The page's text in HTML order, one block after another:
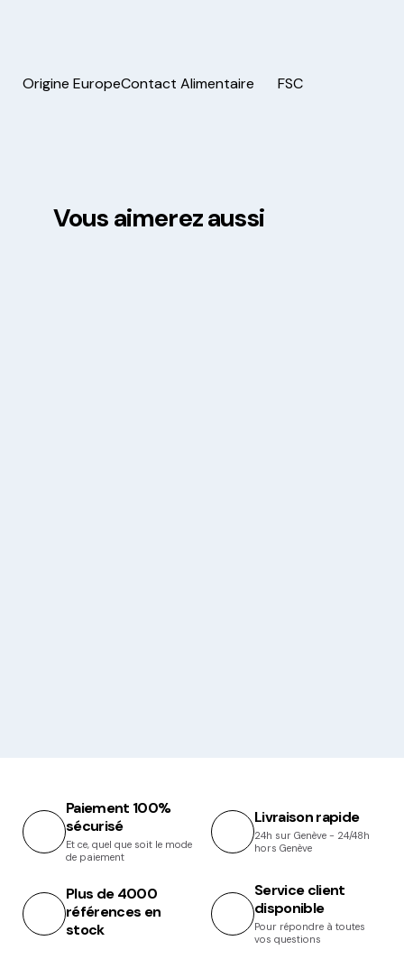
Origine EuropeContact Alimentaire FSC
Vous aimerez aussi
Paiement 100%
sécurisé
Et ce, quel que soit le mode
de paiement
Livraison rapide
24h sur Genève - 24/48h
hors Genève
Plus de 4000
références en
stock
Service client
disponible
Pour répondre à toutes
vos questions